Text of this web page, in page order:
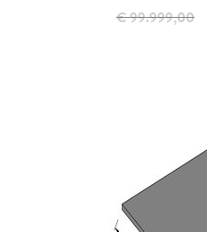
€ 99.999,00